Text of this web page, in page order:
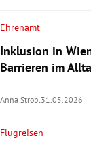
Ehrenamt
Inklusion in
Barrieren im
Anna Strobl 31.05.2026
Flugreisen